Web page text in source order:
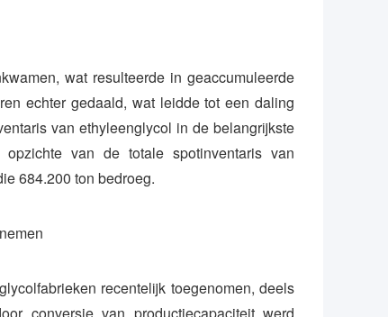
wat resulteerde in geaccumuleerde
echter gedaald, wat leidde tot een daling
van ethyleenglycol in de belangrijkste
van de totale spotinventaris van
684.200 ton bedroeg.
recentelijk toegenomen, deels